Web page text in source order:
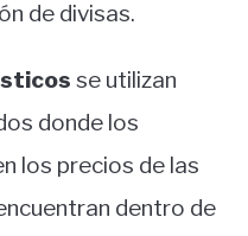
de divisas.
se utilizan
donde los
los precios de las
dentro de